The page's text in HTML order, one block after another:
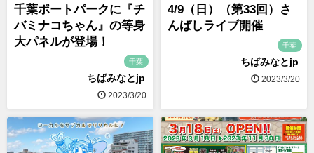
千葉ポートパークに『チ
バミナコちゃん』の等身
大パネルが登場！
千葉
ちばみなとjp
2023/3/20
4/9（日）（第33回）さ
んばしライブ開催
千葉
ちばみなとjp
2023/3/20